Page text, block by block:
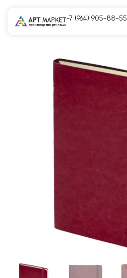
+7 (964) 905-88-55